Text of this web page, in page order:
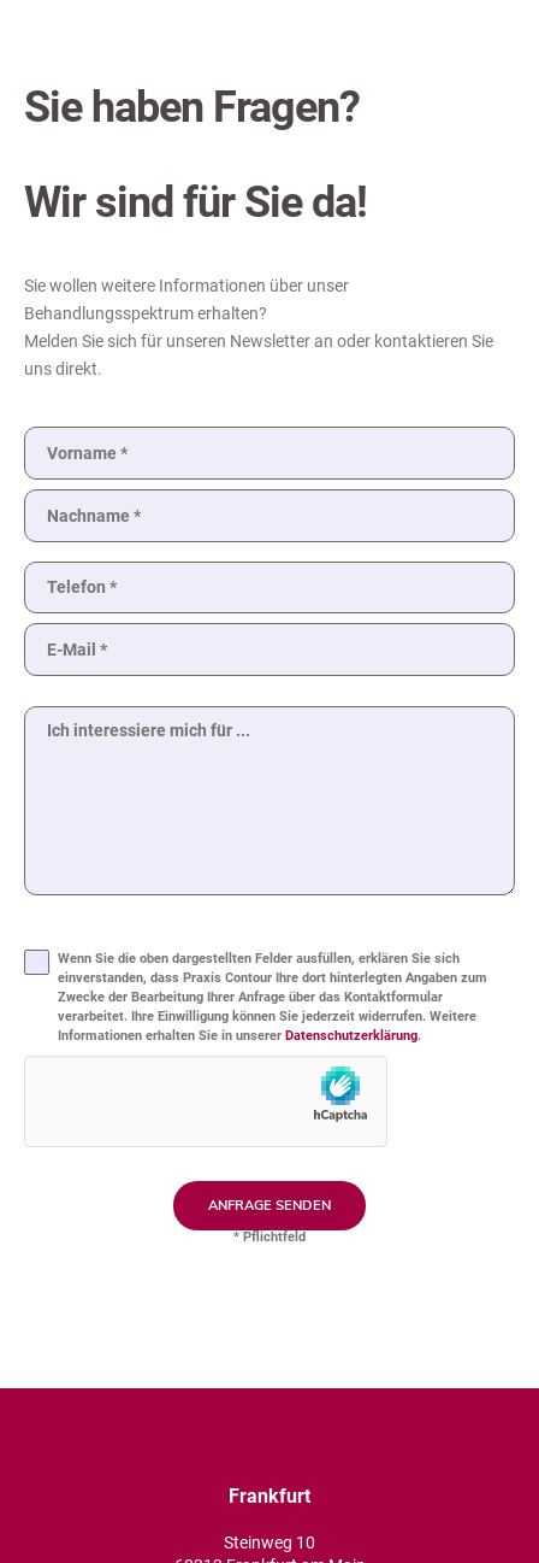
Sie haben Fragen?
Wir sind für Sie da!
Sie wollen weitere Informationen über unser
Behandlungsspektrum erhalten?
Melden Sie sich für unseren Newsletter an oder kontaktieren Sie
uns direkt.
leer.
Wenn Sie die oben dargestellten Felder ausfüllen, erklären Sie sich
einverstanden, dass Praxis Contour Ihre dort hinterlegten Angaben zum
Zwecke der Bearbeitung Ihrer Anfrage über das Kontaktformular
verarbeitet. Ihre Einwilligung können Sie jederzeit widerrufen. Weitere
Informationen erhalten Sie in unserer Datenschutzerklärung.
* Pflichtfeld
Frankfurt
Steinweg 10